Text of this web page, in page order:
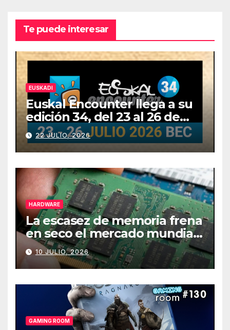
Te puede interesar
EUSKADI
Euskal Encounter llega a su
edición 34, del 23 al 26 de
julio
22 JULIO, 2026
HARDWARE
La escasez de memoria frena
en seco el mercado mundial
de PCs
10 JULIO, 2026
GAMING ROOM